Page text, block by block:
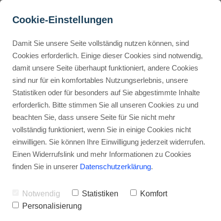
Buyer Personas erstellen
Landingpage optimieren
Internal Linking Tool
Entscheide dich,
in welcher
Nische du tätig
sein willst
Der erste Schritt, den du tun
Cookie-Einstellungen
Damit Sie unsere Seite vollständig nutzen können, sind
Cookies erforderlich. Einige dieser Cookies sind notwendig,
damit unsere Seite überhaupt funktioniert, andere Cookies
sind nur für ein komfortables Nutzungserlebnis, unsere
Statistiken oder für besonders auf Sie abgestimmte Inhalte
erforderlich. Bitte stimmen Sie all unseren Cookies zu und
beachten Sie, dass unsere Seite für Sie nicht mehr
vollständig funktioniert, wenn Sie in einige Cookies nicht
einwilligen. Sie können Ihre Einwilligung jederzeit widerrufen.
Einen Widerrufslink und mehr Informationen zu Cookies
finden Sie in unserer Datenschutzerklärung.
Notwendig Statistiken
Komfort
Personalisierung